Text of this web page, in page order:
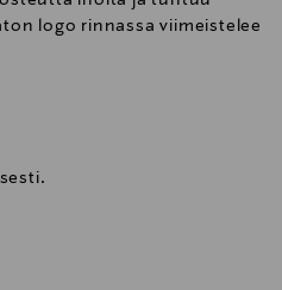
logo rinnassa viimeistelee